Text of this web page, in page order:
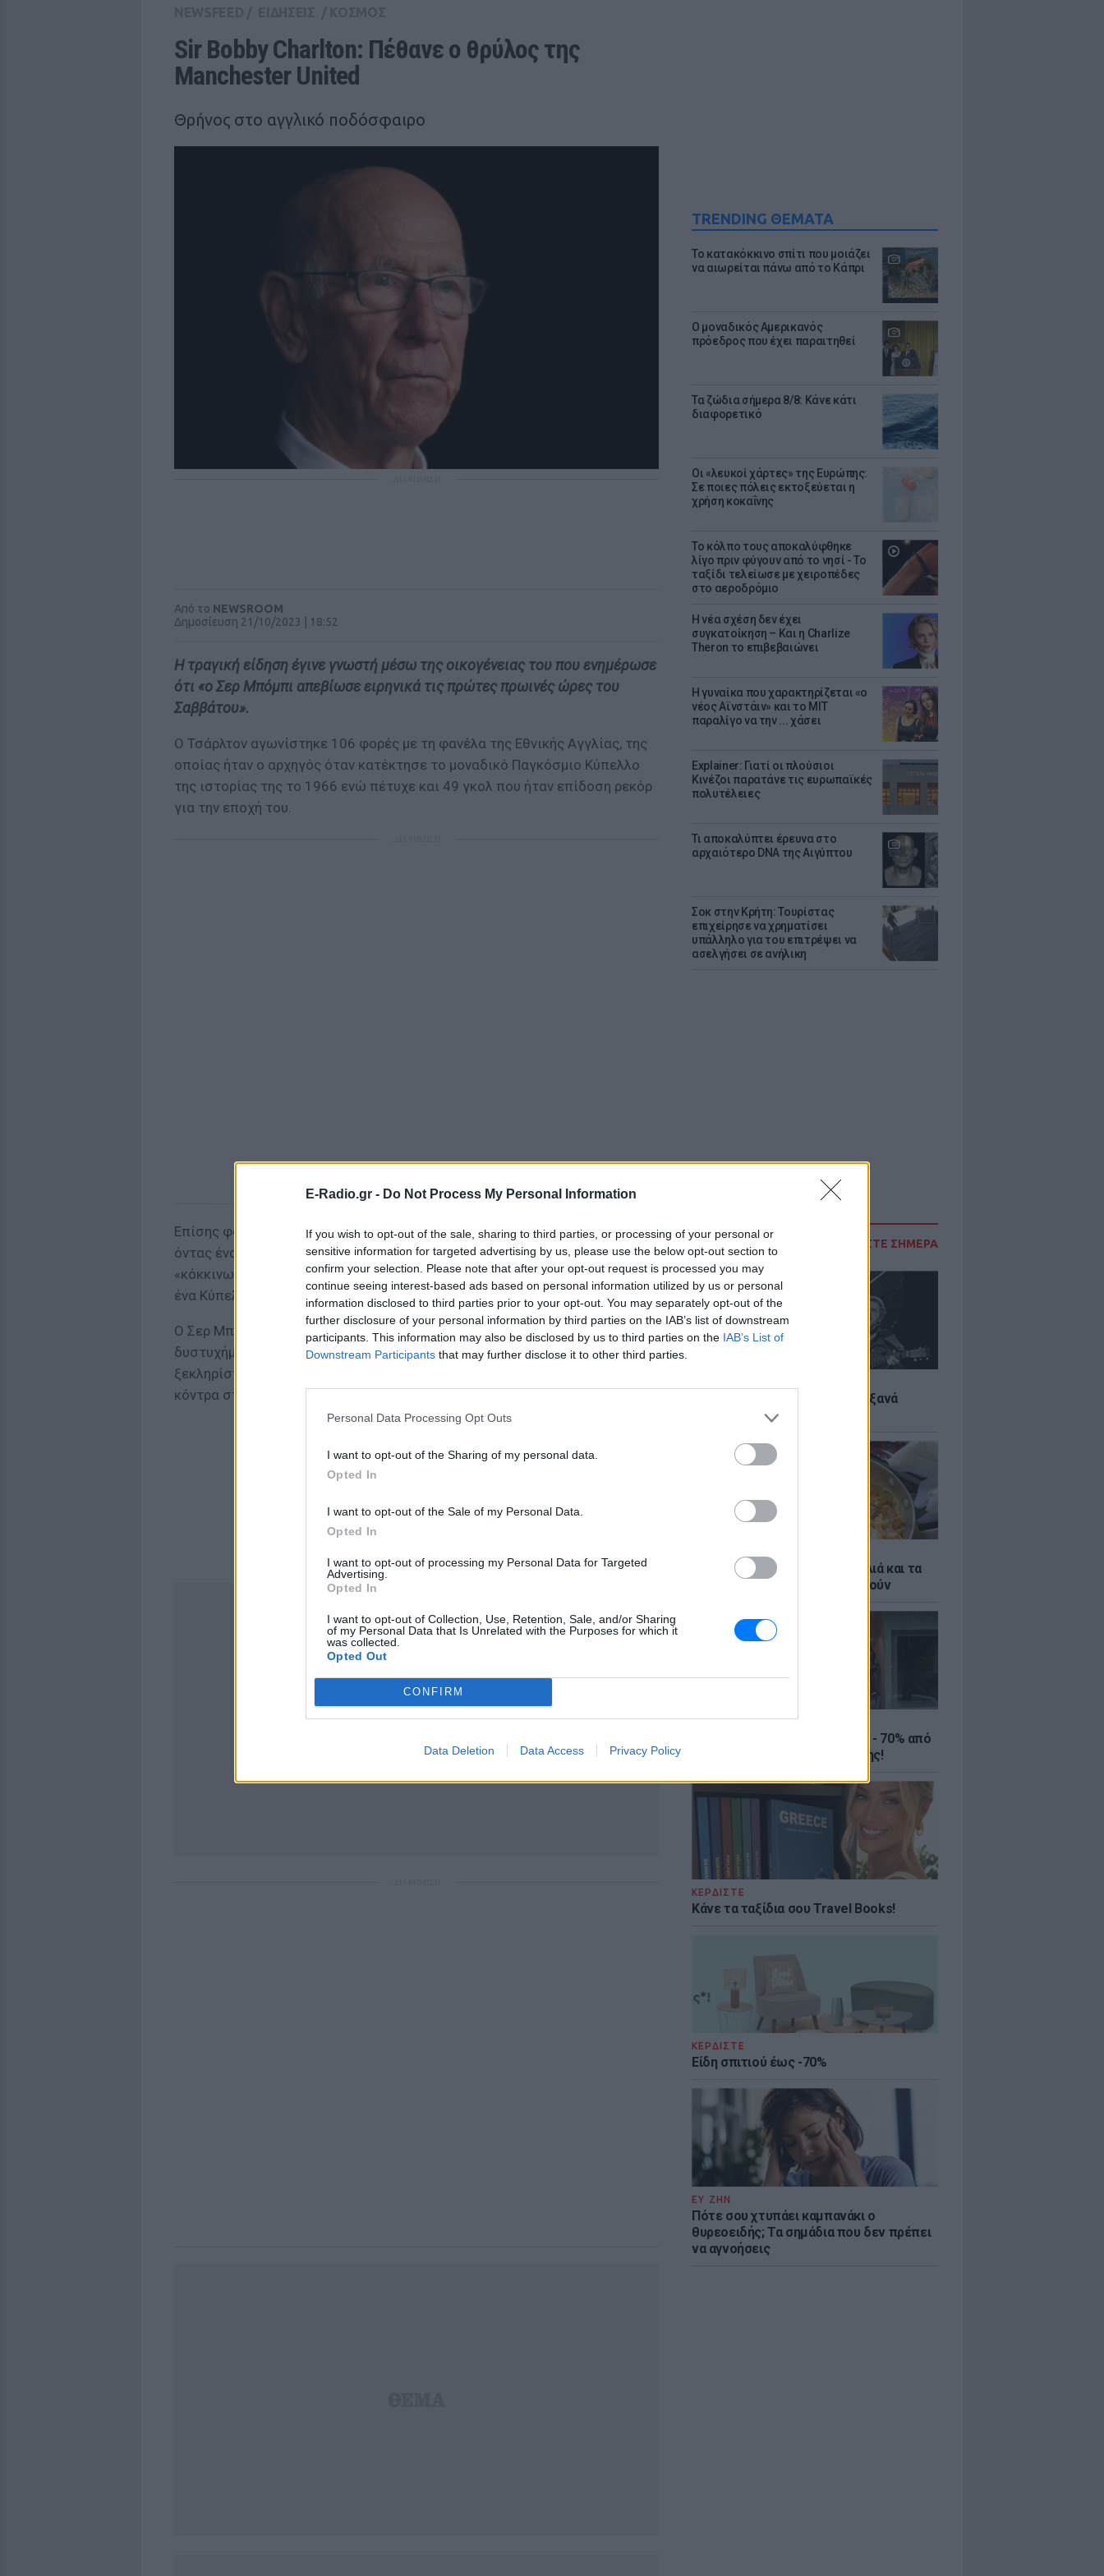
E-Radio.gr - Do Not Process My Personal Information
If you wish to opt-out of the sale, sharing to third parties, or processing of your personal or
sensitive information for targeted advertising by us, please use the below opt-out section to
confirm your selection. Please note that after your opt-out request is processed you may
continue seeing interest-based ads based on personal information utilized by us or personal
information disclosed to third parties prior to your opt-out. You may separately opt-out of the
further disclosure of your personal information by third parties on the IAB’s list of downstream
participants. This information may also be disclosed by us to third parties on the IAB’s List of
Downstream Participants that may further disclose it to other third parties.
Personal Data Processing Opt Outs
I want to opt-out of the Sharing of my personal data.
Opted In
I want to opt-out of the Sale of my Personal Data.
Opted In
I want to opt-out of processing my Personal Data for Targeted
Advertising.
Opted In
I want to opt-out of Collection, Use, Retention, Sale, and/or Sharing
of my Personal Data that Is Unrelated with the Purposes for which it
was collected.
Opted Out
CONFIRM
Data Deletion Data Access Privacy Policy
TRENDING ΘΕΜΑΤΑ
Το κατακόκκινο σπίτι που μοιάζει
να αιωρείται πάνω από το Κάπρι
Ο μοναδικός Αμερικανός
πρόεδρος που έχει παραιτηθεί
Τα ζώδια σήμερα 8/8: Κάνε κάτι
διαφορετικό
Οι «λευκοί χάρτες» της Ευρώπης:
Σε ποιες πόλεις εκτοξεύεται η
χρήση κοκαΐνης
Το κόλπο τους αποκαλύφθηκε
λίγο πριν φύγουν από το νησί - Το
ταξίδι τελείωσε με χειροπέδες
στο αεροδρόμιο
Η νέα σχέση δεν έχει
συγκατοίκηση – Και η Charlize
Theron το επιβεβαιώνει
Η γυναίκα που χαρακτηρίζεται «ο
νέος Αϊνστάιν» και το MIT
παραλίγο να την ... χάσει
Explainer: Γιατί οι πλούσιοι
Κινέζοι παρατάνε τις ευρωπαϊκές
πολυτέλειες
Τι αποκαλύπτει έρευνα στο
αρχαιότερο DNA της Αιγύπτου
Σοκ στην Κρήτη: Τουρίστας
επιχείρησε να χρηματίσει
υπάλληλο για του επιτρέψει να
ασελγήσει σε ανήλικη
ΔΙΑΒΑΣΤΕ ΣΗΜΕΡΑ
5 one-hit wonders που έγιναν ξανά
διάσημοι από… ατύχημα
Ελληνικό γιαούρτι: Μία κουταλιά και τα
scrambled eggs θα απογειωθούν
ΚΕΡΔΙΣΤΕ
Καλοκαιρινές εκπτώσεις έως - 70% από
τα μεγαλύτερα eshops ένδυσης!
ΚΕΡΔΙΣΤΕ
Κάνε τα ταξίδια σου Travel Books!
ΚΕΡΔΙΣΤΕ
Είδη σπιτιού έως -70%
ΕΥ ΖΗΝ
Πότε σου χτυπάει καμπανάκι ο
θυρεοειδής; Τα σημάδια που δεν πρέπει
να αγνοήσεις
Sir Bobby Charlton: Πέθανε ο θρύλος της
Manchester United
Θρήνος στο αγγλικό ποδόσφαιρο
Από το NEWSROOM
Δημοσίευση 21/10/2023 | 18:52
Η τραγική είδηση έγινε γνωστή μέσω της οικογένειας του που ενημέρωσε
ότι «ο Σερ Μπόμπι απεβίωσε ειρηνικά τις πρώτες πρωινές ώρες του
Σαββάτου».
Ο Τσάρλτον αγωνίστηκε 106 φορές με τη φανέλα της Εθνικής Αγγλίας, της
οποίας ήταν ο αρχηγός όταν κατέκτησε το μοναδικό Παγκόσμιο Κύπελλο
της ιστορίας της το 1966 ενώ πέτυχε και 49 γκολ που ήταν επίδοση ρεκόρ
για την εποχή του.
Επίσης φόρεσε για 17 χρόνια τη φανέλα της Μάντσεστερ Γιουνάιτεντ,
όντας ένας από τους βασικούς λόγους που δημιουργήθηκε ο θρύλος των
«κόκκινων διαβόλων» κατακτώντας μαζί τους τρια πρωταθλήματα Αγγλίας,
ένα Κύπελλο και ένα Κύπελλο πρωταθλητριών.
Ο Σερ Μπόμπι ήταν ένας από τους επιζώντες του τραγικού αεροπορικού
δυστυχήματος του Μονάχου το 1957 όταν η τρομερή ομάδα της Γιουνάιτεντ
ξεκληρίστηκε επιστρέφοντας από το Βελιγράδι μετά από ευρωπαϊκό ματς
κόντρα στον Ερυθρό Αστέρα.